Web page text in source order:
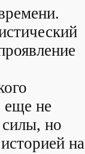
еще не
но
на